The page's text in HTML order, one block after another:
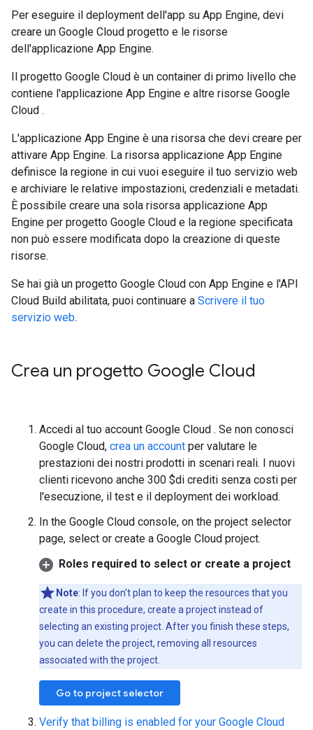
Per eseguire il deployment dell'app su App Engine, devi
creare un Google Cloud progetto e le risorse
dell'applicazione App Engine.
Il progetto Google Cloud è un container di primo livello che
contiene l'applicazione App Engine e altre risorse Google
Cloud .
L'applicazione App Engine è una risorsa che devi creare per
attivare App Engine. La risorsa applicazione App Engine
definisce la regione in cui vuoi eseguire il tuo servizio web
e archiviare le relative impostazioni, credenziali e metadati.
È possibile creare una sola risorsa applicazione App
Engine per progetto Google Cloud e la regione specificata
non può essere modificata dopo la creazione di queste
risorse.
Se hai già un progetto Google Cloud con App Engine e l'API
Cloud Build abilitata, puoi continuare a Scrivere il tuo
servizio web.
Crea un progetto Google Cloud
Accedi al tuo account Google Cloud . Se non conosci
Google Cloud, crea un account per valutare le
prestazioni dei nostri prodotti in scenari reali. I nuovi
clienti ricevono anche 300 $di crediti senza costi per
l'esecuzione, il test e il deployment dei workload.
In the Google Cloud console, on the project selector
page, select or create a Google Cloud project.
Roles required to select or create a project
Note: If you don't plan to keep the resources that you
create in this procedure, create a project instead of
selecting an existing project. After you finish these steps,
you can delete the project, removing all resources
associated with the project.
Go to project selector
Verify that billing is enabled for your Google Cloud